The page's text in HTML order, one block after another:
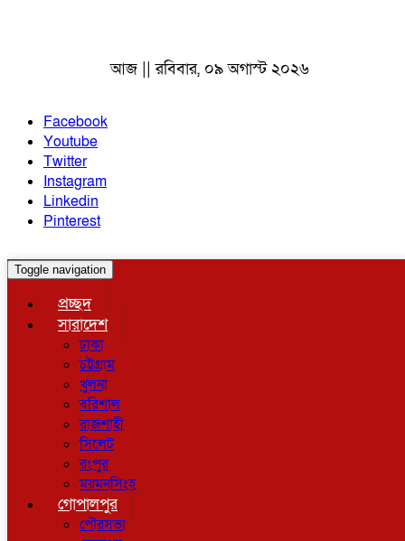
আজ || রবিবার, ০৯ অগাস্ট ২০২৬
Facebook
Youtube
Twitter
Instagram
Linkedin
Pinterest
Toggle navigation
প্রচ্ছদ
সারাদেশ
ঢাকা
চট্টগ্রাম
খুলনা
বরিশাল
রাজশাহী
সিলেট
রংপুর
ময়মনসিংহ
গোপালপুর
পৌরসভা